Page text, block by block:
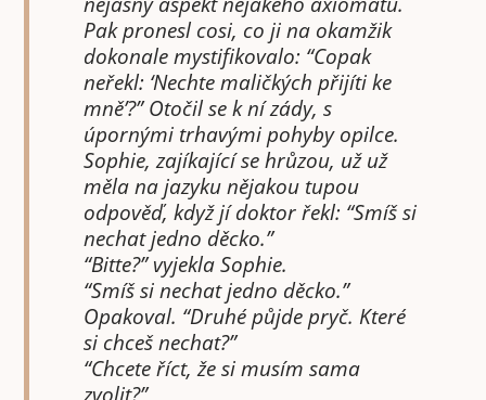
Pak pronesl cosi, co ji na okamžik
dokonale mystifikovalo: “Copak
neřekl: ‘Nechte maličkých přijíti ke
mně’?” Otočil se k ní zády, s
úpornými trhavými pohyby opilce.
Sophie, zajíkající se hrůzou, už už
měla na jazyku nějakou tupou
odpověď, když jí doktor řekl: “Smíš si
nechat jedno děcko.”
“Bitte?” vyjekla Sophie.
“Smíš si nechat jedno děcko.”
Opakoval. “Druhé půjde pryč. Které
si chceš nechat?”
“Chcete říct, že si musím sama